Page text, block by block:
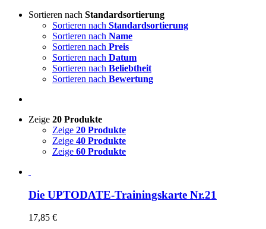
Sortieren nach Standardsortierung
Sortieren nach Standardsortierung
Sortieren nach Name
Sortieren nach Preis
Sortieren nach Datum
Sortieren nach Beliebtheit
Sortieren nach Bewertung
Zeige 20 Produkte
Zeige 20 Produkte
Zeige 40 Produkte
Zeige 60 Produkte
Die UPTODATE-Trainingskarte Nr.21
17,85 €